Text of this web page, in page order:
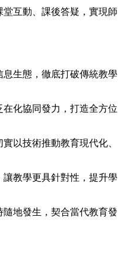
互動、課後答疑，實現師
生態，徹底打破傳統教學
化協同發力，打造全方位
以技術推動教育現代化、
教學更具針對性，提升學
地發生，契合當代教育發